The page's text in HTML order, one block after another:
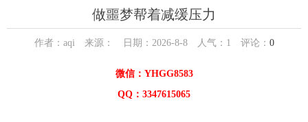
做噩梦帮着减缓压力
作者：aqi 来源： 日期：2026-8-8 人气： 1 评论： 0
微信：YHGG8583
QQ：3347615065